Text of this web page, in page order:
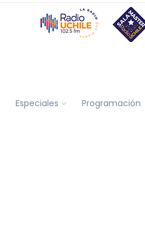
Especiales Programación